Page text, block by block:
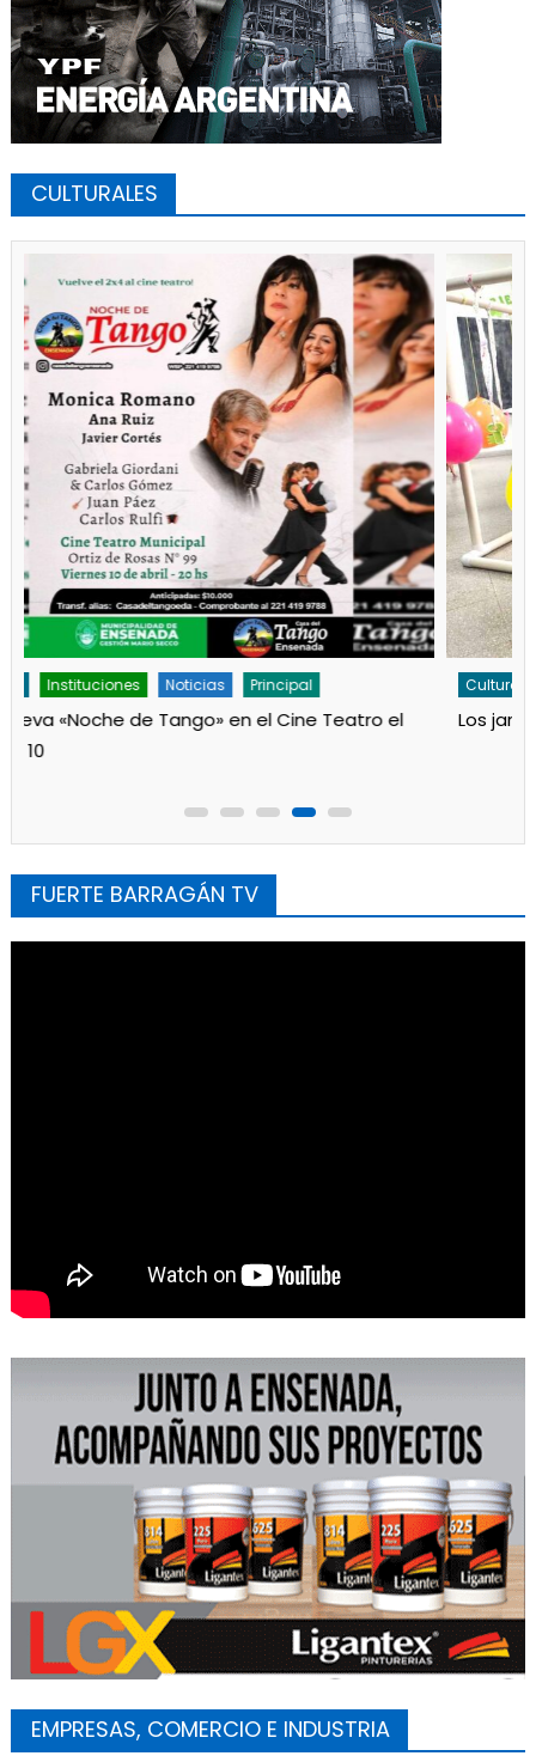
CULTURALES
Cultura Noticias Principal
«Los Remolinos» revolucionan Punta Lara con su
Carnaval Barrial
FUERTE BARRAGÁN TV
EMPRESAS, COMERCIO E INDUSTRIA